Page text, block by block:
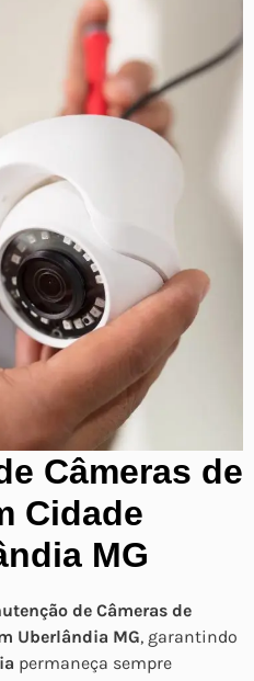
Câmeras de
Cidade
MG
de Câmeras de
Uberlândia MG, garantindo
permaneça sempre